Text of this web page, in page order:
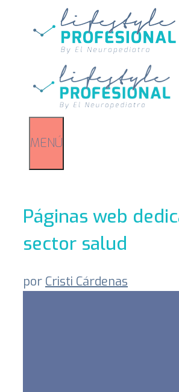
MENÚ
Páginas web
sector salud
por Cristi Cárdenas